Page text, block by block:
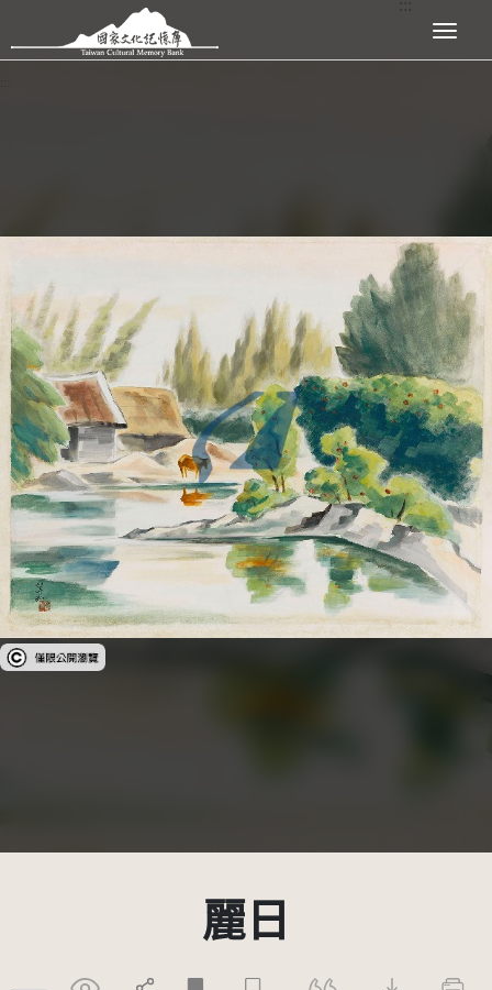
跳到主要內容區塊 展開選單
受著作權法保護-僅限於本平台有限度公開瀏覽
麗日